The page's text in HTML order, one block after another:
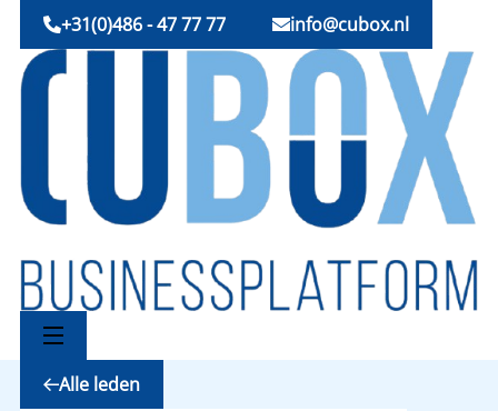
+31(0)486 - 47 77 77 info@cubox.nl
Alle leden